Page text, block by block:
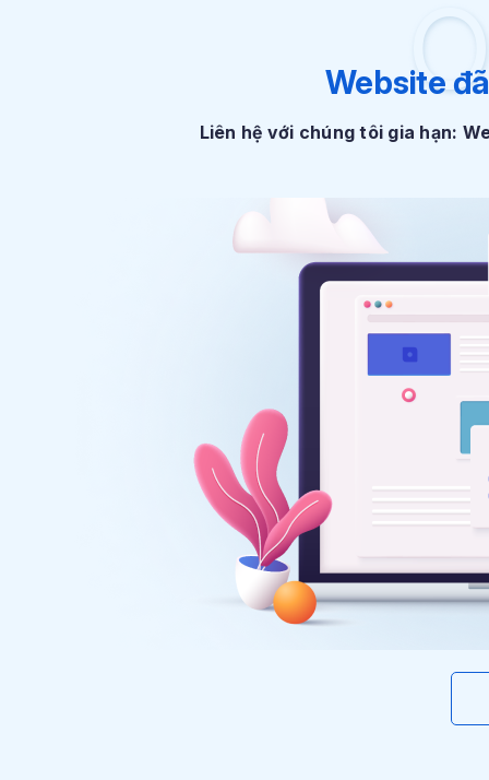
Website
Liên hệ với chúng tôi gia hạn: